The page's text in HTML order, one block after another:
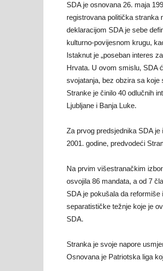
SDA je osnovana 26. maja
registrovana politička stranka
deklaracijom SDA je sebe
kulturno-povijesnom krugu,
Istaknut je „poseban interes
Hrvata. U ovom smislu, SDA
svojatanja, bez obzira sa koje
Stranke je činilo 40 odlučnih
Ljubljane i Banja Luke.
Za prvog predsjednika SDA
2001. godine, predvodeći
Na prvim višestranačkim
osvojila 86 mandata, a od 7
SDA je pokušala da
separatističke težnje koje je
SDA.
Stranka je svoje napore
Osnovana je Patriotska liga